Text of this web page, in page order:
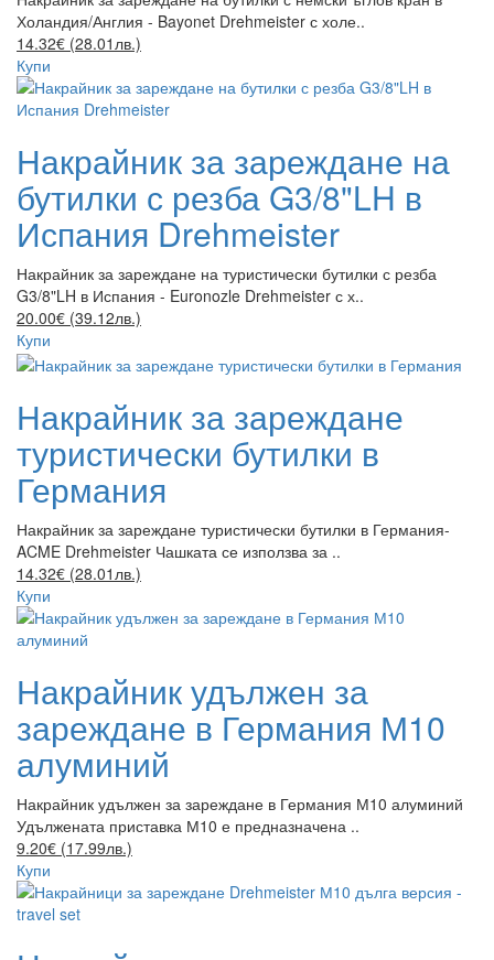
Холандия/Англия - Bayonet Drehmeister с холе..
14.32€ (28.01лв.)
Купи
Накрайник за зареждане на
бутилки с резба G3/8"LH в
Испания Drehmeister
Накрайник за зареждане на туристически бутилки с резба
G3/8"LH в Испания - Euronozle Drehmeister с х..
20.00€ (39.12лв.)
Купи
Накрайник за зареждане
туристически бутилки в
Германия
Накрайник за зареждане туристически бутилки в Германия-
ACME Drehmeister Чашката се използва за ..
14.32€ (28.01лв.)
Купи
Накрайник удължен за
зареждане в Германия М10
алуминий
Накрайник удължен за зареждане в Германия М10 алуминий
Удължената приставка М10 е предназначена ..
9.20€ (17.99лв.)
Купи